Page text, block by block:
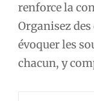
renforce la
Organisez
évoquer les
chacun, y